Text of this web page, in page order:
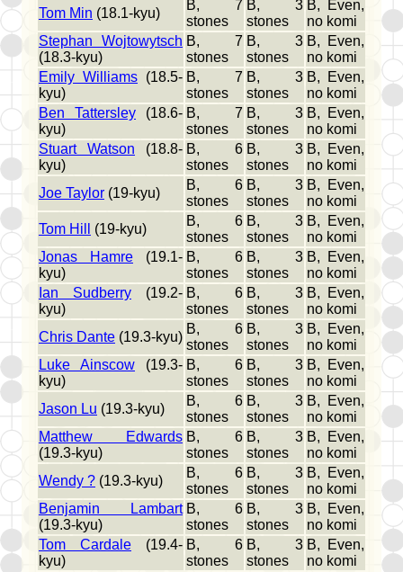
Tom Min (18.1-kyu)
B, 7
stones
B, 3
stones
B, Even,
no komi
Stephan Wojtowytsch
(18.3-kyu)
B, 7
stones
B, 3
stones
B, Even,
no komi
Emily Williams (18.5-
kyu)
B, 7
stones
B, 3
stones
B, Even,
no komi
Ben Tattersley (18.6-
kyu)
B, 7
stones
B, 3
stones
B, Even,
no komi
Stuart Watson (18.8-
kyu)
B, 6
stones
B, 3
stones
B, Even,
no komi
Joe Taylor (19-kyu)
B, 6
stones
B, 3
stones
B, Even,
no komi
Tom Hill
(19-kyu)
B, 6
stones
B, 3
stones
B, Even,
no komi
Jonas Hamre (19.1-
kyu)
B, 6
stones
B, 3
stones
B, Even,
no komi
Ian Sudberry (19.2-
kyu)
B, 6
stones
B, 3
stones
B, Even,
no komi
Chris Dante (19.3-kyu)
B, 6
stones
B, 3
stones
B, Even,
no komi
Luke Ainscow (19.3-
kyu)
B, 6
stones
B, 3
stones
B, Even,
no komi
Jason Lu (19.3-kyu)
B, 6
stones
B, 3
stones
B, Even,
no komi
Matthew Edwards
(19.3-kyu)
B, 6
stones
B, 3
stones
B, Even,
no komi
Wendy ? (19.3-kyu)
B, 6
stones
B, 3
stones
B, Even,
no komi
Benjamin Lambart
(19.3-kyu)
B, 6
stones
B, 3
stones
B, Even,
no komi
Tom Cardale (19.4-
kyu)
B, 6
stones
B, 3
stones
B, Even,
no komi